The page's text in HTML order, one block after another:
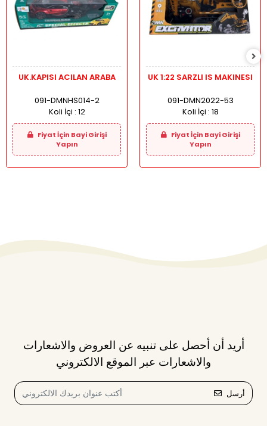
UK.KAPISI ACILAN ARABA
091-DMNHS014-2
Koli İçi : 12
Fiyat İçin Bayi Girişi
Yapın
UK 1:22 SARZLI IS MAKINESI
091-DMN2022-53
Koli İçi : 18
Fiyat İçin Bayi Girişi
Yapın
أريد أن أحصل على تنبيه عن العروض والاشعارات
والاشعارات عبر الموقع الالكتروني
أرسل